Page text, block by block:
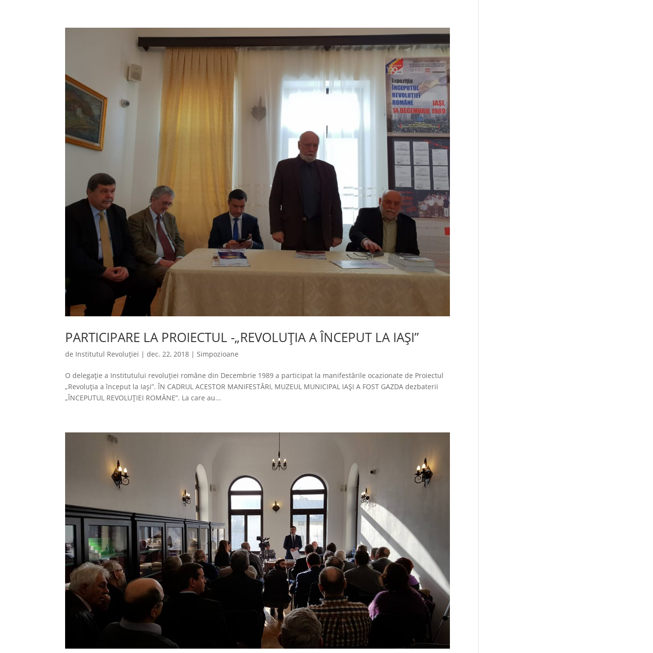
PARTICIPARE LA PROIECTUL -„REVOLUȚIA A ÎNCEPUT LA IAȘI”
de Institutul Revoluției |dec. 22, 2018 | Simpozioane
O delegație a Institutului revoluției române din Decembrie 1989 a participat la manifestările ocazionate de Proiectul
„Revoluția a început la Iași”. ÎN CADRUL ACESTOR MANIFESTĂRI, MUZEUL MUNICIPAL IAȘI A FOST GAZDA dezbaterii
„ÎNCEPUTUL REVOLUȚIEI ROMÂNE”. La care au...